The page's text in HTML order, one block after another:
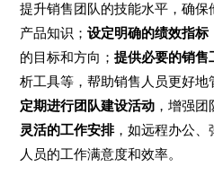
提升销售团队的技能水平，确
产品知识；设定明确的绩效指标
的目标和方向；提供必要的销售
析工具等，帮助销售人员更好地
定期进行团队建设活动 ，增强
灵活的工作安排，如远程办公、
人员的工作满意度和效率。